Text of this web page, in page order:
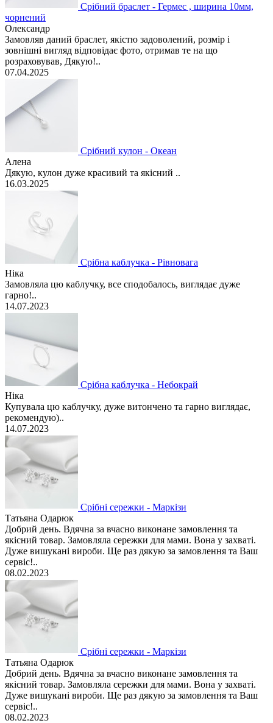
Срібний браслет - Гермес , ширина 10мм,
чорнений
Олександр
Замовляв даний браслет, якістю задоволений, розмір і
зовнішні вигляд відповідає фото, отримав те на що
розраховував, Дякую!..
07.04.2025
Срібний кулон - Океан
Алена
Дякую, кулон дуже красивий та якісний ..
16.03.2025
Срібна каблучка - Рівновага
Ніка
Замовляла цю каблучку, все сподобалось, виглядає дуже
гарно!..
14.07.2023
Срібна каблучка - Небокрай
Ніка
Купувала цю каблучку, дуже витончено та гарно виглядає,
рекомендую)..
14.07.2023
Срібні сережки - Маркізи
Татьяна Одарюк
Добрий день. Вдячна за вчасно виконане замовлення та
якісний товар. Замовляла сережки для мами. Вона у захваті.
Дуже вишукані вироби. Ще раз дякую за замовлення та Ваш
сервіс!..
08.02.2023
Срібні сережки - Маркізи
Татьяна Одарюк
Добрий день. Вдячна за вчасно виконане замовлення та
якісний товар. Замовляла сережки для мами. Вона у захваті.
Дуже вишукані вироби. Ще раз дякую за замовлення та Ваш
сервіс!..
08.02.2023